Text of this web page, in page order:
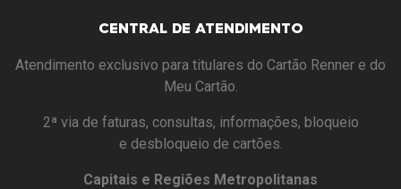
CENTRAL DE ATENDIMENTO
Atendimento exclusivo para titulares do Cartão Renner e do
Meu Cartão.
2ª via de faturas, consultas, informações, bloqueio
e desbloqueio de cartões.
Capitais e Regiões Metropolitanas